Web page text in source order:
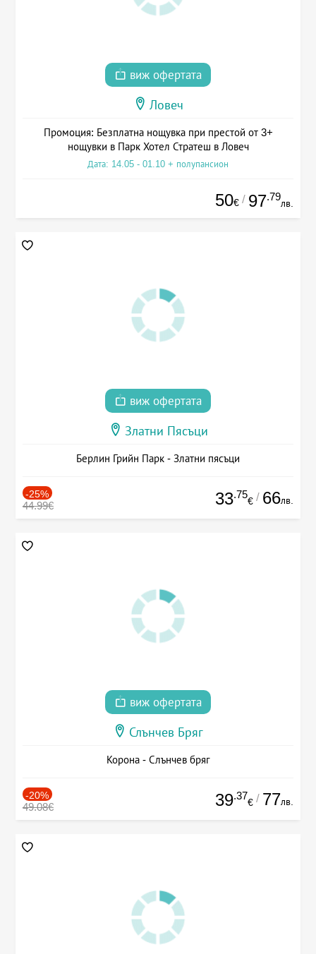
виж офертата
Ловеч
Промоция: Безплатна нощувка при престой от 3+
нощувки в Парк Хотел Стратеш в Ловеч
Дата: 14.05 - 01.10 + полупансион
50€ / 97.79
лв.
виж офертата
Златни Пясъци
Берлин Грийн Парк - Златни пясъци
-25%
44.99€ 33.75
€ / 66лв.
виж офертата
Слънчев Бряг
Корона - Слънчев бряг
-20%
49.08€ 39.37
€ / 77лв.